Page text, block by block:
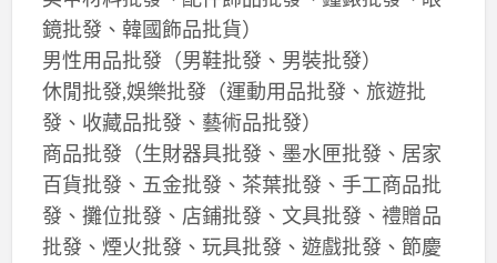
鏡批發、韓國飾品批貨）
男性用品批發（男鞋批發、男裝批發）
休閒批發,娛樂批發（運動用品批發、旅遊批
發、收藏品批發、藝術品批發）
商品批發（生財器具批發、墨水匣批發、居家
百貨批發、五金批發、茶葉批發、手工商品批
發、攤位批發、店鋪批發、文具批發、禮贈品
批發、煙火批發、玩具批發、遊戲批發、節慶